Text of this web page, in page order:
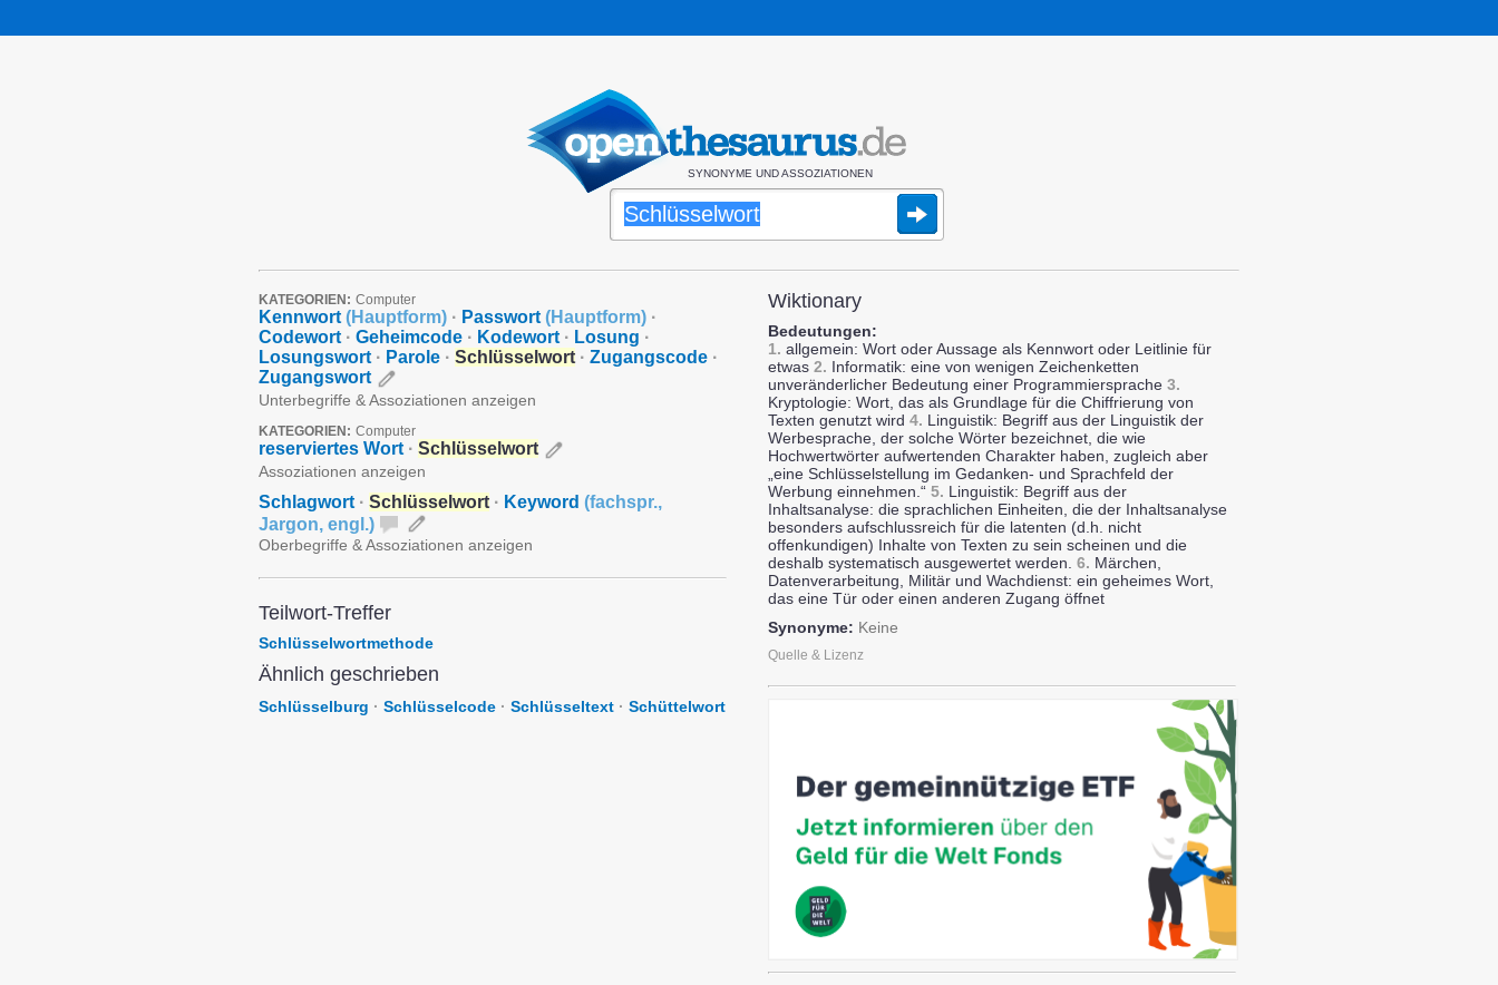
SYNONYME UND ASSOZIATIONEN
KATEGORIEN: Computer
Kennwort (Hauptform) · Passwort (Hauptform) ·
Codewort · Geheimcode · Kodewort · Losung ·
Losungswort · Parole · Schlüsselwort · Zugangscode ·
Zugangswort
Unterbegriffe & Assoziationen anzeigen
KATEGORIEN: Computer
reserviertes Wort · Schlüsselwort
Assoziationen anzeigen
Schlagwort · Schlüsselwort · Keyword (fachspr.,
Jargon, engl.)
Oberbegriffe & Assoziationen anzeigen
Teilwort-Treffer
Schlüsselwortmethode
Ähnlich geschrieben
Schlüsselburg · Schlüsselcode · Schlüsseltext · Schüttelwort
Wiktionary
Bedeutungen:
1. allgemein: Wort oder Aussage als Kennwort oder Leitlinie für
etwas 2. Informatik: eine von wenigen Zeichenketten
unveränderlicher Bedeutung einer Programmiersprache 3.
Kryptologie: Wort, das als Grundlage für die Chiffrierung von
Texten genutzt wird 4. Linguistik: Begriff aus der Linguistik der
Werbesprache, der solche Wörter bezeichnet, die wie
Hochwertwörter aufwertenden Charakter haben, zugleich aber
„eine Schlüsselstellung im Gedanken- und Sprachfeld der
Werbung einnehmen.“ 5. Linguistik: Begriff aus der
Inhaltsanalyse: die sprachlichen Einheiten, die der Inhaltsanalyse
besonders aufschlussreich für die latenten (d.h. nicht
offenkundigen) Inhalte von Texten zu sein scheinen und die
deshalb systematisch ausgewertet werden. 6. Märchen,
Datenverarbeitung, Militär und Wachdienst: ein geheimes Wort,
das eine Tür oder einen anderen Zugang öffnet
Synonyme: Keine
Quelle & Lizenz